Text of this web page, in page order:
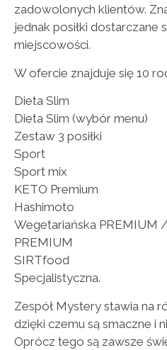
zadowolonych klientów.
jednak posiłki dostarczane
miejscowości.
W ofercie znajduje się 10
Dieta Slim
Dieta Slim (wybór menu)
Zestaw 3 posiłki
Sport
Sport mix
KETO Premium
Hashimoto
Wegetariańska PREMIUM
PREMIUM
SIRTfood
Specjalistyczna.
Zespół Mystery stawia na
dzięki czemu są smaczne i
Oprócz tego są zawsze